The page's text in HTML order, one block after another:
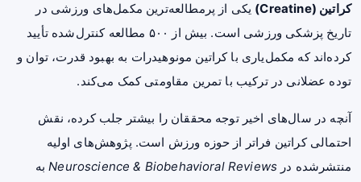
کراتین (Creatine)
یکی از پرمطالعه‌ترین مکمل‌های ورزشی در
تاریخ پزشکی ورزشی است. بیش از ۵۰۰ مطالعه کنترل‌شده تأیید
کرده‌اند که مکمل‌یاری با کراتین مونوهیدرات به بهبود قدرت، توان و
توده عضلانی در ترکیب با تمرین مقاومتی کمک می‌کند.
آنچه در سال‌های اخیر توجه محققان را بیشتر جلب کرده، نقش
احتمالی کراتین فراتر از حوزه ورزش است. پژوهش‌های اولیه
منتشرشده در Neuroscience & Biobehavioral Reviewsبه